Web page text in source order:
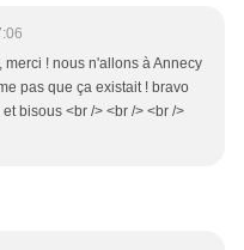
! nous n'allons à Annecy
pas que ça existait ! bravo
bisous <br /> <br /> <br />